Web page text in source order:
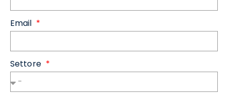
Email
Settore